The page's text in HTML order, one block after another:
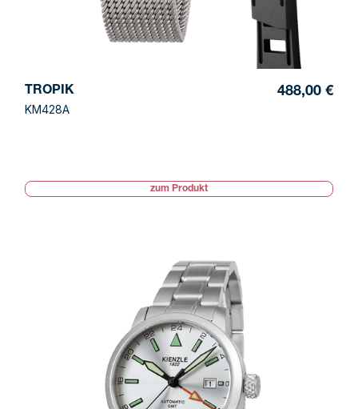
TROPIK
KM428A
488,00 €
zum Produkt